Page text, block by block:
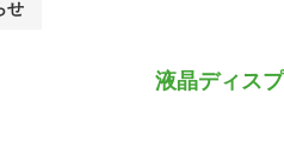
せ
液晶ディス